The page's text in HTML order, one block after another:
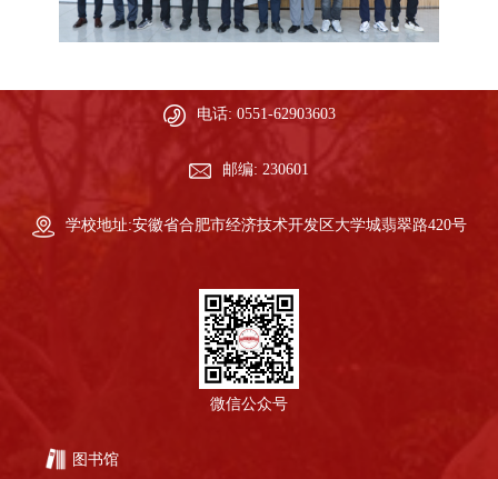
电话: 0551-62903603
邮编: 230601
学校地址:安徽省合肥市经济技术开发区大学城翡翠路420号
微信公众号
图书馆